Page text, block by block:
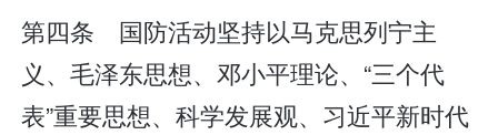
第四条 国防活动坚持以马克思列宁主
义、毛泽东思想、邓小平理论、“三个代
表”重要思想、科学发展观、习近平新时代